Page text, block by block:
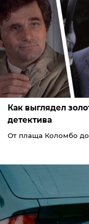
Как выглядел
детектива
От плаща Коломбо